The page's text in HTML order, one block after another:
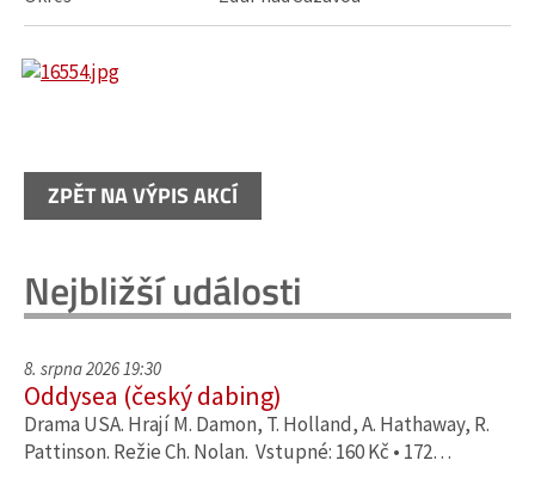
ZPĚT NA VÝPIS AKCÍ
Nejbližší události
8. srpna 2026 19:30
Oddysea (český dabing)
Drama USA. Hrají M. Damon, T. Holland, A. Hathaway, R.
Pattinson. Režie Ch. Nolan. Vstupné: 160 Kč • 172…